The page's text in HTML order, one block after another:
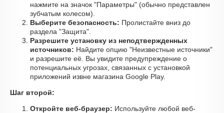
нажмите на значок "Параметры" (обычно представлен
зубчатым колесом).
Выберите безопасность: Пролистайте вниз до
раздела "Защита".
Разрешите установку из неподтвержденных
источников: Найдите опцию "Неизвестные источники"
и разрешите её. Вы увидите предупреждение о
потенциальных угрозах, связанных с установкой
приложений извне магазина Google Play.
Шаг второй:
Откройте веб-браузер: Используйте любой веб-